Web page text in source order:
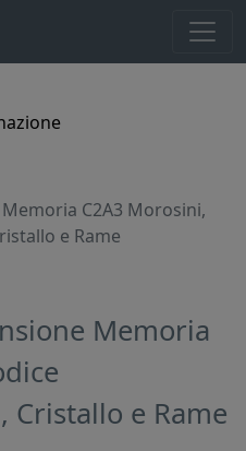
C2A3 Morosini,
e Rame
Memoria
Cristallo e Rame